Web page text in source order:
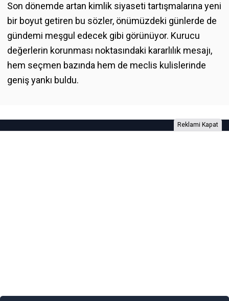
Son dönemde artan kimlik siyaseti tartışmalarına yeni
bir boyut getiren bu sözler, önümüzdeki günlerde de
gündemi meşgul edecek gibi görünüyor. Kurucu
değerlerin korunması noktasındaki kararlılık mesajı,
hem seçmen bazında hem de meclis kulislerinde
geniş yankı buldu.
Reklami Kapat
sunulmaktadır. Burada yer alan yorum ve tavsiyeler ise genel niteliktedir. Bu